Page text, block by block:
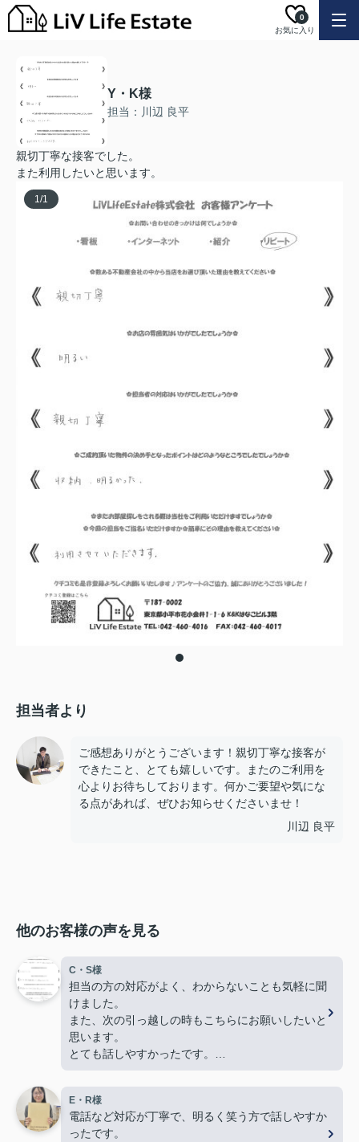
お気に入り
0
Y・K様
担当：川辺 良平
親切丁寧な接客でした。
また利用したいと思います。
1/1
担当者より
ご感想ありがとうございます！親切丁寧な接客が
できたこと、とても嬉しいです。またのご利用を
心よりお待ちしております。何かご要望や気にな
る点があれば、ぜひお知らせくださいませ！
川辺 良平
他のお客様の声を見る
C・S様
担当の方の対応がよく、わからないことも気軽に聞
けました。
また、次の引っ越しの時もこちらにお願いしたいと
思います。
とても話しやすかったです。
E・R様
電話など対応が丁寧で、明るく笑う方で話しやすか
ったです。